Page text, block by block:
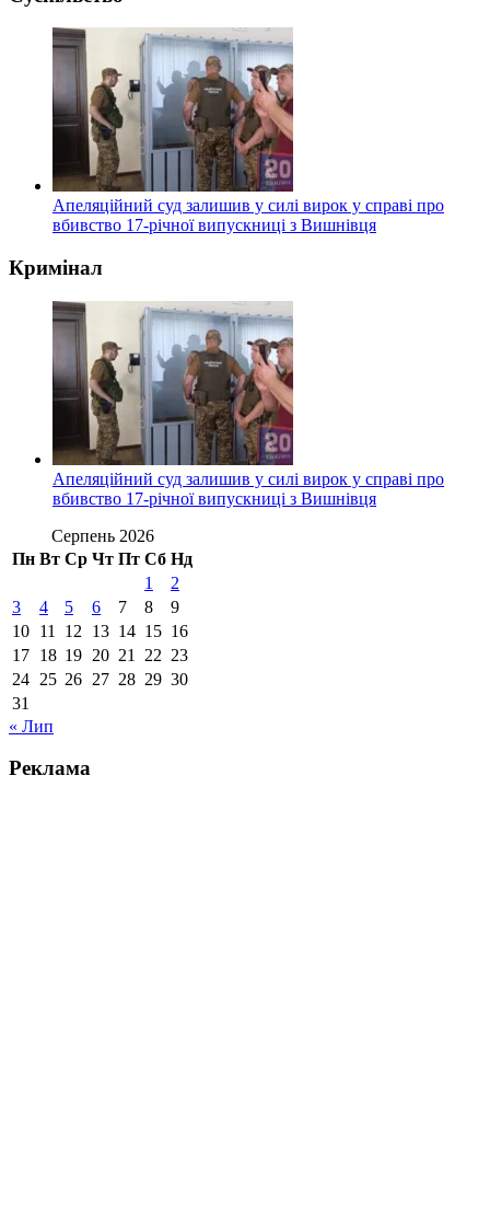
Апеляційний суд залишив у силі вирок у справі про
вбивство 17-річної випускниці з Вишнівця
Кримінал
Апеляційний суд залишив у силі вирок у справі про
вбивство 17-річної випускниці з Вишнівця
Серпень 2026
Пн Вт Ср Чт Пт Сб Нд
1
2
3
4 5 6 7 8
9
10 11 12 13 14 15 16
17 18 19 20 21 22 23
24 25 26 27 28 29 30
31
« Лип
Реклама